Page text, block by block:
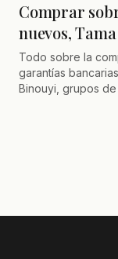
Comprar
nuevos,
Todo sobre la
garantías
Binouyi, grupos